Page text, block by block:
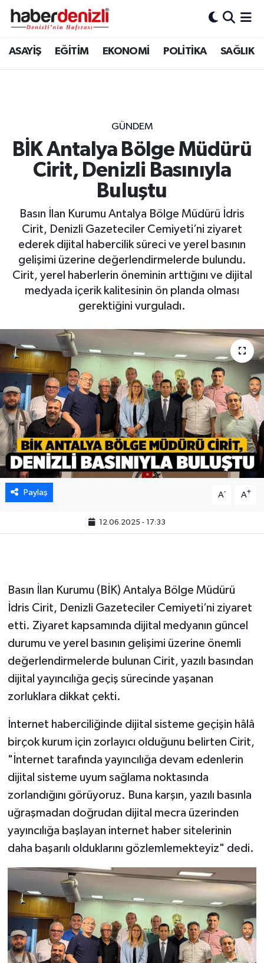
ASAYİŞ EĞİTİM EKONOMİ POLİTİKA SAĞLIK
GÜNDEM
BİK Antalya Bölge Müdürü
Cirit, Denizli Basınıyla
Buluştu
Basın İlan Kurumu Antalya Bölge Müdürü İdris
Cirit, Denizli Gazeteciler Cemiyeti’ni ziyaret
ederek dijital habercilik süreci ve yerel basının
gelişimi üzerine değerlendirmelerde bulundu.
Cirit, yerel haberlerin öneminin arttığını ve dijital
medyada içerik kalitesinin ön planda olması
gerektiğini vurguladı.
Paylaş A- A+
12.06.2025 - 17:33
Basın İlan Kurumu (BİK) Antalya Bölge Müdürü
İdris Cirit, Denizli Gazeteciler Cemiyeti’ni ziyaret
etti. Ziyaret kapsamında dijital medyanın güncel
durumu ve yerel basının gelişimi üzerine önemli
değerlendirmelerde bulunan Cirit, yazılı basından
dijital yayıncılığa geçiş sürecinde yaşanan
zorluklara dikkat çekti.
İnternet haberciliğinde dijital sisteme geçişin hâlâ
birçok kurum için zorlayıcı olduğunu belirten Cirit,
"İnternet tarafında yayıncılığa devam edenlerin
dijital sisteme uyum sağlama noktasında
zorlandığını görüyoruz. Buna karşın, yazılı basınla
uğraşmadan doğrudan dijital mecra üzerinden
yayıncılığa başlayan internet haber sitelerinin
daha başarılı olduklarını gözlemlemekteyiz" dedi.
Denizli Nöbetçi Eczaneler
Tüm Manşetler
Son Dakika Haberleri
Haber Arşivi